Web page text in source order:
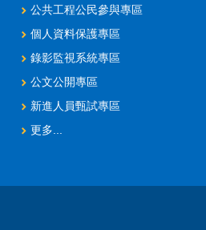
公共工程公民參與專區
個人資料保護專區
錄影監視系統專區
公文公開專區
新進人員甄試專區
更多...